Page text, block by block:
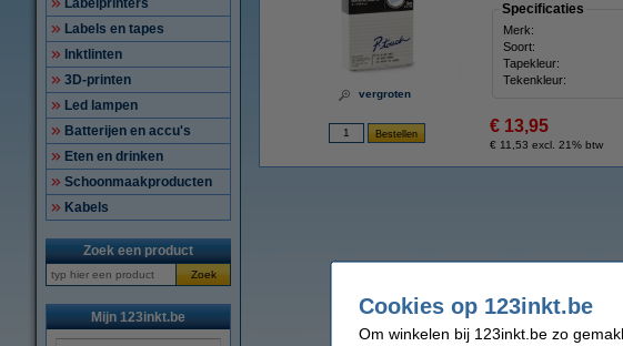
Labelprinters
Labels en tapes
Inktlinten
3D-printen
Led lampen
Batterijen en accu's
Eten en drinken
Schoonmaakproducten
Kabels
Zoek een product
Zoek
Mijn 123inkt.be
vergroten
Specificaties
Merk:
Soort:
Tapekleur:
Tekenkleur:
€ 13,95
€ 11,53 excl. 21% btw
Cookies op 123inkt.be
Om winkelen bij 123inkt.be zo